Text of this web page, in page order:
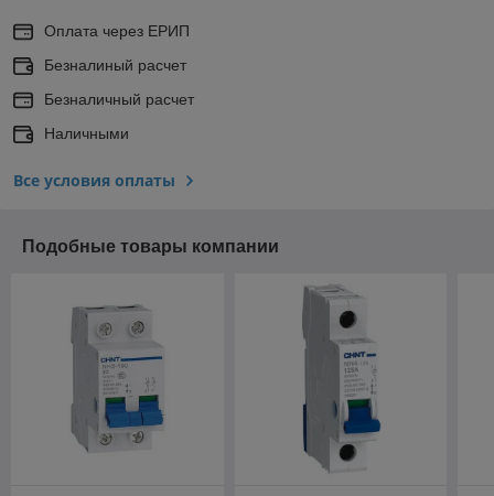
Оплата через ЕРИП
Безналиный расчет
Безналичный расчет
Наличными
Все условия оплаты
Подобные товары компании